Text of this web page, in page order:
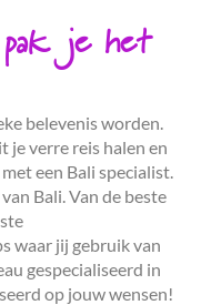
je het
belevenis worden.
je verre reis halen en
een Bali specialist.
Bali. Van de beste
waar jij gebruik van
gespecialiseerd in
op jouw wensen!